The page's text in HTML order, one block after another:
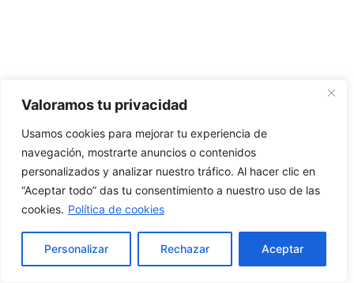
Valoramos tu privacidad
Usamos cookies para mejorar tu experiencia de
navegación, mostrarte anuncios o contenidos
personalizados y analizar nuestro tráfico. Al hacer clic en
“Aceptar todo” das tu consentimiento a nuestro uso de las
cookies. Política de cookies
Personalizar Rechazar Aceptar